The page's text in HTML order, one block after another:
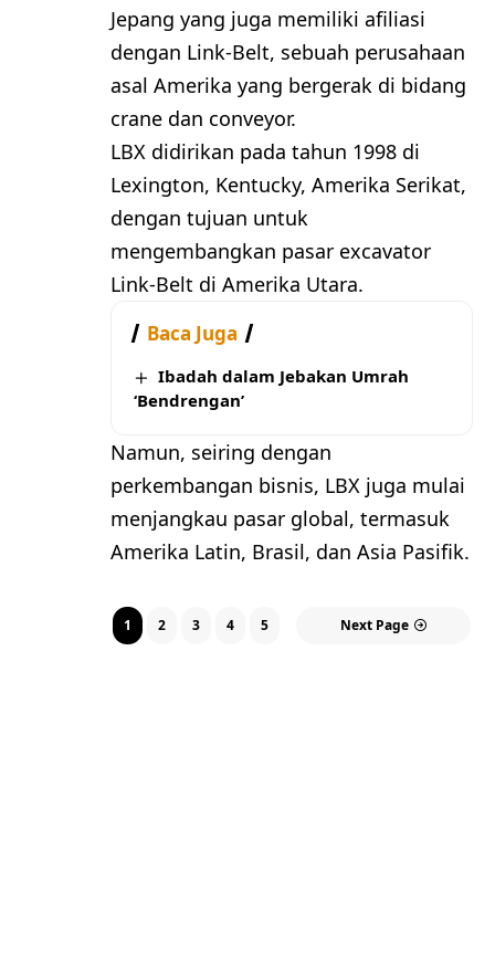
Jepang yang juga memiliki afiliasi
dengan Link-Belt, sebuah perusahaan
asal Amerika yang bergerak di bidang
crane dan conveyor.
LBX didirikan pada tahun 1998 di
Lexington, Kentucky, Amerika Serikat,
dengan tujuan untuk
mengembangkan pasar excavator
Link-Belt di Amerika Utara.
Baca Juga
Ibadah dalam Jebakan Umrah
‘Bendrengan’
Namun, seiring dengan
perkembangan bisnis, LBX juga mulai
menjangkau pasar global, termasuk
Amerika Latin, Brasil, dan Asia Pasifik.
1 2 3 4 5 Next Page